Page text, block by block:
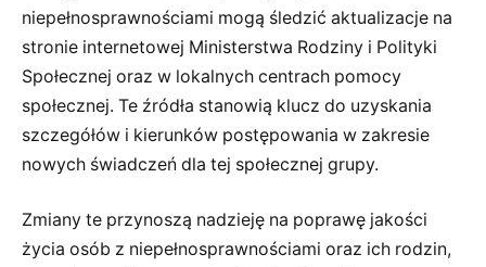
niepełnosprawnościami mogą śledzić aktualizacje na
stronie internetowej Ministerstwa Rodziny i Polityki
Społecznej oraz w lokalnych centrach pomocy
społecznej. Te źródła stanowią klucz do uzyskania
szczegółów i kierunków postępowania w zakresie
nowych świadczeń dla tej społecznej grupy.
Zmiany te przynoszą nadzieję na poprawę jakości
życia osób z niepełnosprawnościami oraz ich rodzin,